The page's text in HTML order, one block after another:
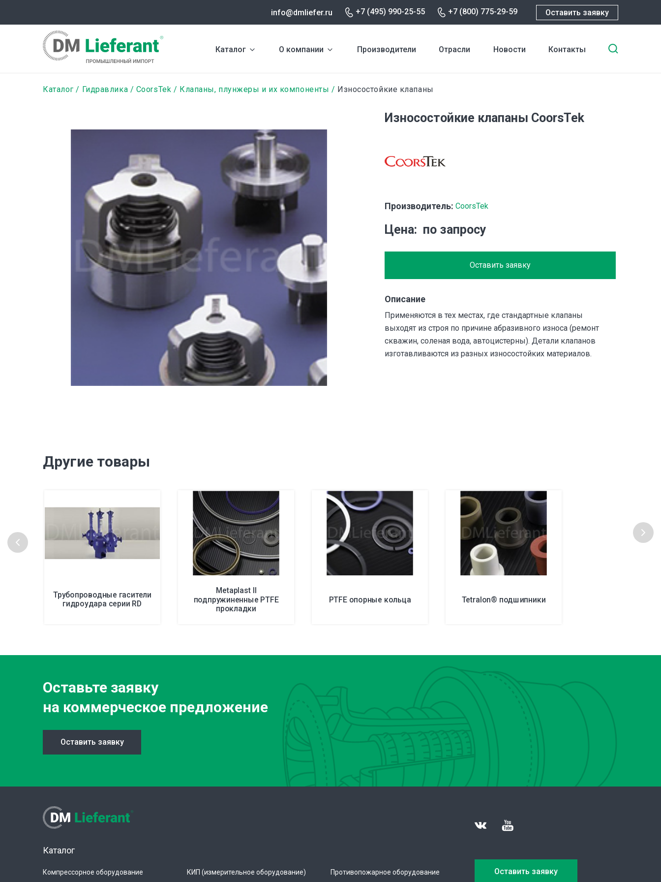
содержанию
info@dmliefer.ru +7 (495) 990-25-55 +7 (800) 775-29-59 Оставить заявку
Каталог О компании Производители Отрасли Новости Контакты
Строка
Каталог Гидравлика CoorsTek Клапаны, плунжеры и их компоненты Износостойкие клапаны
Износостойкие клапаны CoorsTek
Производитель: CoorsTek
Цена по запросу
Оставить заявку
Описание
Применяются в тех местах, где стандартные клапаны
выходят из строя по причине абразивного износа (ремонт
скважин, соленая вода, автоцистерны). Детали клапанов
изготавливаются из разных износостойких материалов.
Другие товары
Трубопроводные гасители
гидроудара серии RD
Metaplast II
подпружиненные PTFE
прокладки
PTFE опорные кольца Tetralon® подшипники
Оставьте заявку
на коммерческое предложение
Оставить заявку
Каталог
Компрессорное оборудование
КИП (измерительное оборудование)
Противопожарное оборудование
Оставить заявку